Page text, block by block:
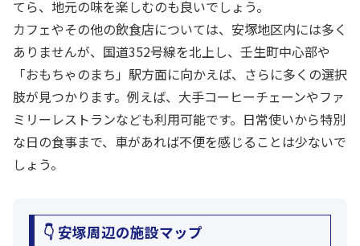
てら、地元の味を楽しむのも良いでしょう。
カフェやその他の飲食店については、安塚地区内には多く
ありませんが、国道352号線を北上し、壬生町中心部や
「おもちゃのまち」駅方面に向かえば、さらに多くの選択
肢が見つかります。例えば、大手コーヒーチェーンやファ
ミリーレストランなども利用可能です。日常使いから特別
な日の食事まで、車があれば不便を感じることは少ないで
しょう。
👇 安塚周辺の施設マップ